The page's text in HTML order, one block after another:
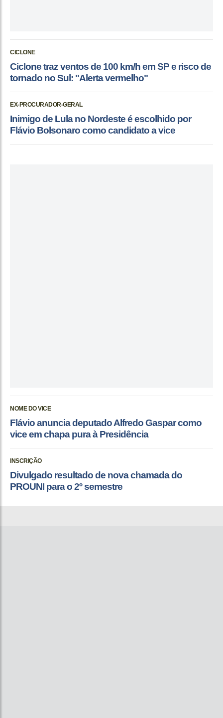
CICLONE
Ciclone traz ventos de 100 km/h em SP e risco de
tornado no Sul: "Alerta vermelho"
EX-PROCURADOR-GERAL
Inimigo de Lula no Nordeste é escolhido por
Flávio Bolsonaro como candidato a vice
NOME DO VICE
Flávio anuncia deputado Alfredo Gaspar como
vice em chapa pura à Presidência
INSCRIÇÃO
Divulgado resultado de nova chamada do
PROUNI para o 2º semestre